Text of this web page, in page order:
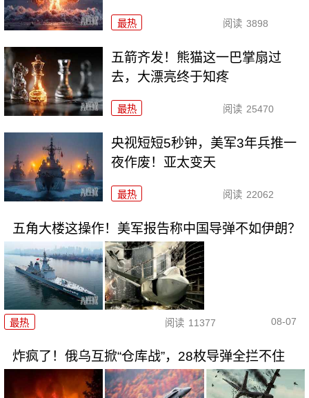
最热 阅读 3898
五箭齐发！熊猫这一巴掌扇过
去，大漂亮终于知疼
最热 阅读 25470
央视短短5秒钟，美军3年兵推一
夜作废！亚太变天
最热 阅读 22062
五角大楼这操作！美军报告称中国导弹不如伊朗？
最热 阅读 11377 08-07
炸疯了！俄乌互掀“仓库战”，28枚导弹全拦不住